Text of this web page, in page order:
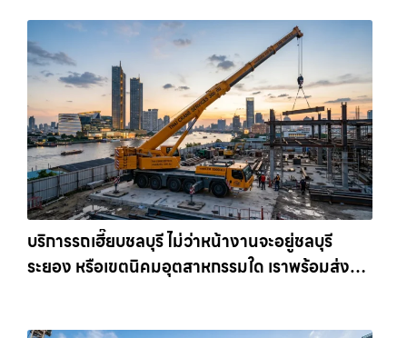
บริการรถเฮี๊ยบชลบุรี ไม่ว่าหน้างานจะอยู่ชลบุรี
ระยอง หรือเขตนิคมอุตสาหกรรมใด เราพร้อมส่งรถ